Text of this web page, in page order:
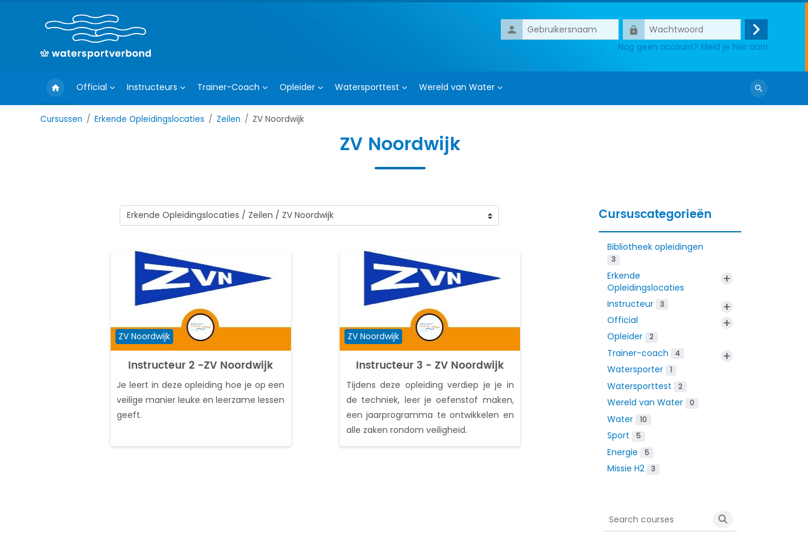
Gebruikersnaam
Wachtwoord
Login
Nog geen account? Meld je hier aan!
Official Instructeurs Trainer-Coach Opleider Watersporttest Wereld van Water
Zoek
Cursussen Erkende Opleidingslocaties Zeilen ZV Noordwijk
ZV Noordwijk
Cursuscategorieën
Instructeur 2 -ZV Noordwijk
Cursuscategorie
ZV Noordwijk
Je leert in deze opleiding hoe je op een
veilige manier leuke en leerzame lessen
geeft.
Instructeur 3 - ZV Noordwijk
Cursuscategorie
ZV Noordwijk
Tijdens deze opleiding verdiep je je in
de techniek, leer je oefenstof maken,
een jaarprogramma te ontwikkelen en
alle zaken rondom veiligheid.
Cursuscategorieën
Bibliotheek opleidingen
3
Erkende
Opleidingslocaties
+
Instructeur 3 +
Official +
Opleider 2
Trainer-coach 4 +
Watersporter 1
Watersporttest 2
Wereld van Water 0
Water 10
Sport 5
Energie 5
Missie H2 3
Search courses
Search courses